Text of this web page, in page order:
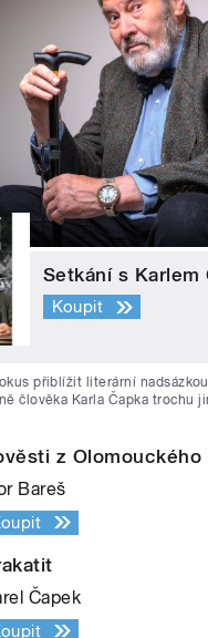
Setkání s Karlem
Koupit
přiblížit literární
člověka Karla Čapka trochu
z Olomouckého
Bareš
Čapek